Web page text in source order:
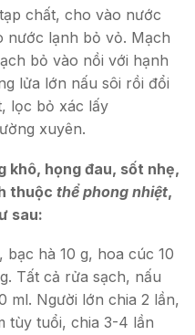
chất, cho vào nước
nước lạnh bỏ vỏ. Mạch
bỏ vào nồi với hạnh
lửa lớn nấu sôi rồi đổi
lọc bỏ xác lấy
xuyên.
khô, họng đau, sốt nhẹ,
thuộc thể phong nhiệt,
sau:
bạc hà 10 g, hoa cúc 10
Tất cả rửa sạch, nấu
ml. Người lớn chia 2 lần,
tùy tuổi, chia 3-4 lần